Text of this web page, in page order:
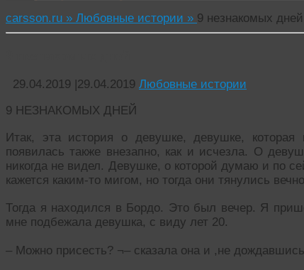
carsson.ru » Любовные истории » 9 незнакомых дней
29.04.2019 |29.04.2019 Любовные истории
9 НЕЗНАКОМЫХ ДНЕЙ
Итак, эта история о девушке, девушке,
появилась также внезапно, как и исчезла. О
никогда не видел. Девушке, о которой думаю и по
кажется каким-то мигом, но тогда они тянулись
Тогда я находился в Бордо. Это был вечер. Я
мне подбежала девушка, с виду лет 20.
– Можно присесть? ¬– сказала она и ,не